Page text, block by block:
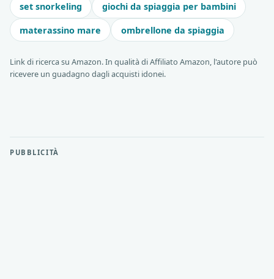
set snorkeling giochi da spiaggia per bambini
materassino mare ombrellone da spiaggia
Link di ricerca su Amazon. In qualità di Affiliato Amazon, l'autore può
ricevere un guadagno dagli acquisti idonei.
PUBBLICITÀ